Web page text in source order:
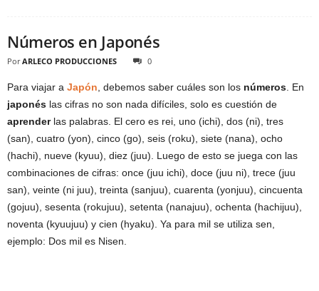
Números en Japonés
Por ARLECO PRODUCCIONES 0
Para viajar a Japón , debemos saber cuáles son los números . En
japonés las cifras no son nada difíciles, solo es cuestión de
aprenderlas palabras. El cero es rei, uno (ichi), dos (ni), tres
(san), cuatro (yon), cinco (go), seis (roku), siete (nana), ocho
(hachi), nueve (kyuu), diez (juu). Luego de esto se juega con las
combinaciones de cifras: once (juu ichi), doce (juu ni), trece (juu
san), veinte (ni juu), treinta (sanjuu), cuarenta (yonjuu), cincuenta
(gojuu), sesenta (rokujuu), setenta (nanajuu), ochenta (hachijuu),
noventa (kyuujuu) y cien (hyaku). Ya para mil se utiliza sen,
ejemplo: Dos mil es Nisen.